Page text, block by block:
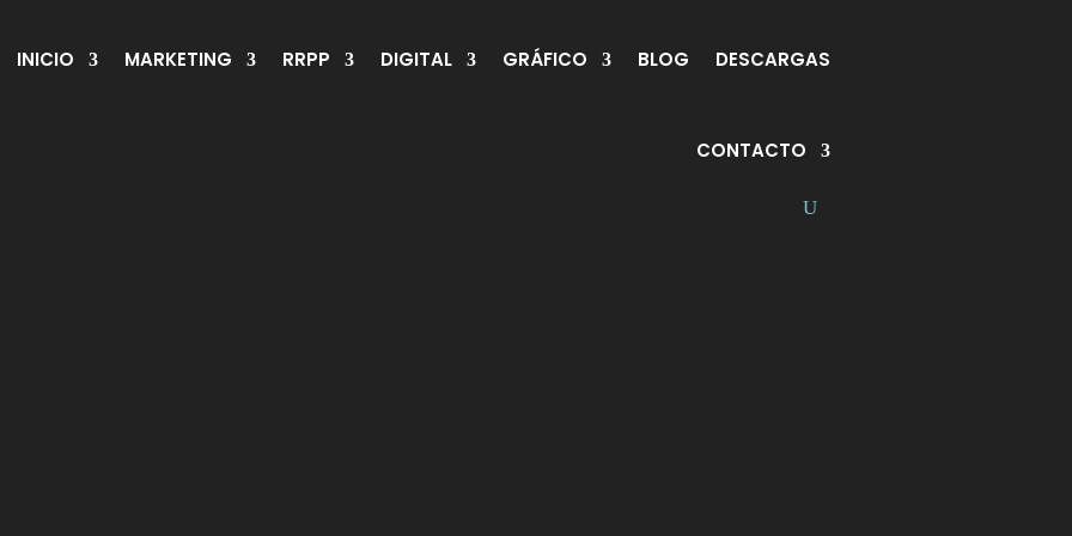
INICIO MARKETING RRPP DIGITAL GRÁFICO BLOG DESCARGAS
CONTACTO